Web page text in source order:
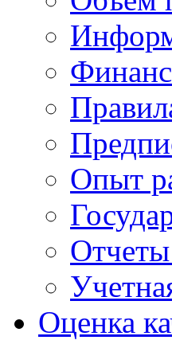
Опыт
Отчеты
Оценка